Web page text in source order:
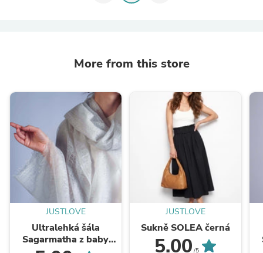
More from this store
JUSTLOVE
Ultralehká šála
Sagarmatha z baby
JUSTLOVE
Sukně SOLEA černá
5.00 /5